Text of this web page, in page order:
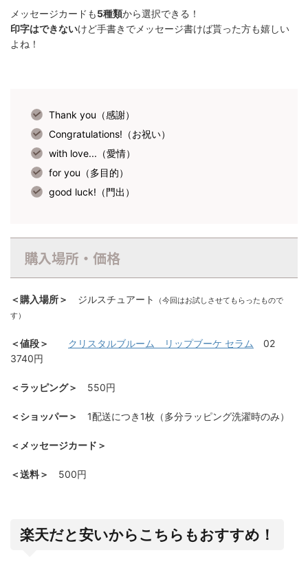
メッセージカードも5種類から選択できる！
印字はできないけど手書きでメッセージ書けば貰った方も嬉しい
よね！
Thank you（感謝）
Congratulations!（お祝い）
with love...（愛情）
for you（多目的）
good luck!（門出）
購入場所・価格
＜購入場所＞ ジルスチュアート
（今回はお試しさせてもらったもので
す）
＜値段＞ クリスタルブルーム リップブーケ セラム
02
3740円
＜ラッピング＞ 550円
＜ショッパー＞ 1配送につき1枚（多分ラッピング洗濯時のみ）
＜メッセージカード＞
＜送料＞ 500円
楽天だと安いからこちらもおすすめ！